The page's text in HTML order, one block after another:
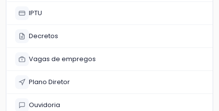
IPTU
Decretos
Vagas de empregos
Plano Diretor
Ouvidoria